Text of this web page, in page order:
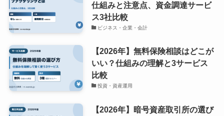
仕組みと注意点、資金調達サービ
ス3社比較
ビジネス・企業・会計
【2026年】無料保険相談はどこが
いい？仕組みの理解と3サービス
比較
投資・資産運用
【2026年】暗号資産取引所の選び